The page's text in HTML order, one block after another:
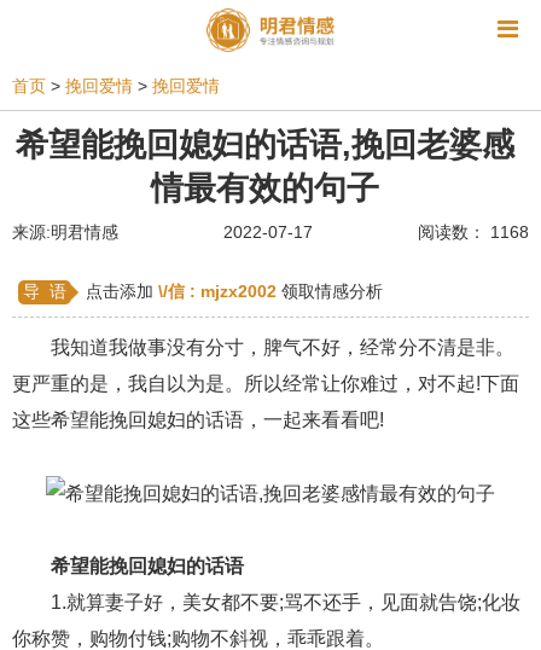
相亲 同性恋 恋爱技巧 挽回爱情
爱情相关 星座情感
姻缘测试 美容 怀孕 交友
感情挽回 双鱼座男生 情感测试
水瓶座男生 摩羯座男生 射手座男生
天蝎座男生 天秤座男生 处女座男生
爱情诗句 狮子座男生 爱情歌曲
爱情小说 巨蟹座男生 爱情电影 双子座男生
变心 感人 伤感 婚姻问题
首页 > 挽回爱情 > 挽回爱情
希望能挽回媳妇的话语,挽回老婆感
情最有效的句子
来源:明君情感 2022-07-17 阅读数： 1168
导 语 点击添加 \/信 : mjzx2002 领取情感分析
我知道我做事没有分寸，脾气不好，经常分不清是非。
更严重的是，我自以为是。所以经常让你难过，对不起!下面
这些希望能挽回媳妇的话语，一起来看看吧!
希望能挽回媳妇的话语
1.就算妻子好，美女都不要;骂不还手，见面就告饶;化妆
你称赞，购物付钱;购物不斜视，乖乖跟着。